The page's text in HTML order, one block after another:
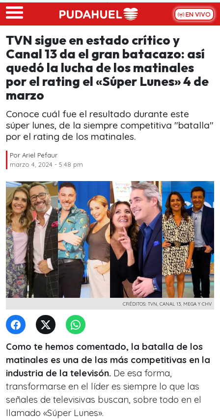
Skip to main content
EN VIVO
TVN sigue en estado crítico y
Canal 13 da el gran batacazo: así
quedó la lucha de los matinales
por el rating el «Súper Lunes» 4 de
marzo
Conoce cuál fue el resultado durante este
súper lunes, de la siempre competitiva "batalla"
por el rating de los matinales.
Por Ariel Pefaur
marzo 4, 2024 - 5:48 pm
CRÉDITOS: TVN, CANAL 13, MEGA Y CHV
Como te hemos comentado, la batalla de los
matinales es una de las más competitivas en la
industria de la televisón. De esa forma,
transformarse en el líder es siempre lo que las
señales de televisivas buscan, sobre todo en el
llamado «Súper Lunes».